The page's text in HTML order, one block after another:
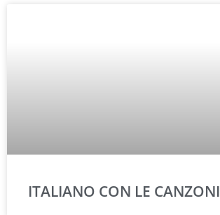
ITALIANO CON LE CANZONI